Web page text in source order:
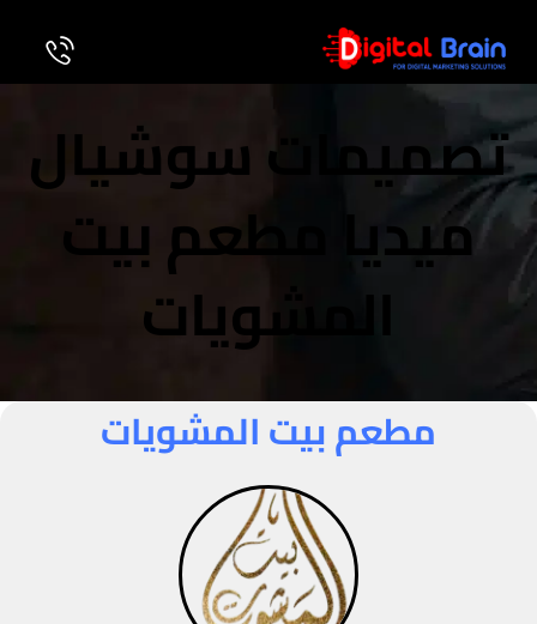
تصميمات سوشيال
ميديا مطعم بيت
المشويات
مطعم بيت المشويات